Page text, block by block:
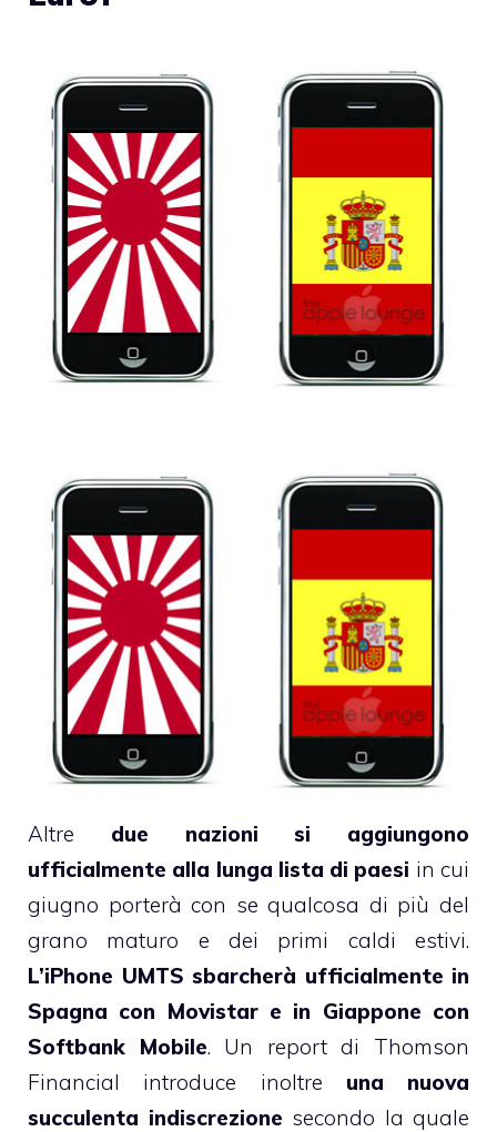
Altre due nazioni si aggiungono
ufficialmente alla lunga lista di paesi in cui
giugno porterà con se qualcosa di più del
grano maturo e dei primi caldi estivi.
L’iPhone UMTS sbarcherà ufficialmente in
Spagna con Movistar e in Giappone con
Softbank Mobile. Un report di Thomson
Financial introduce inoltre una nuova
succulenta indiscrezione secondo la quale